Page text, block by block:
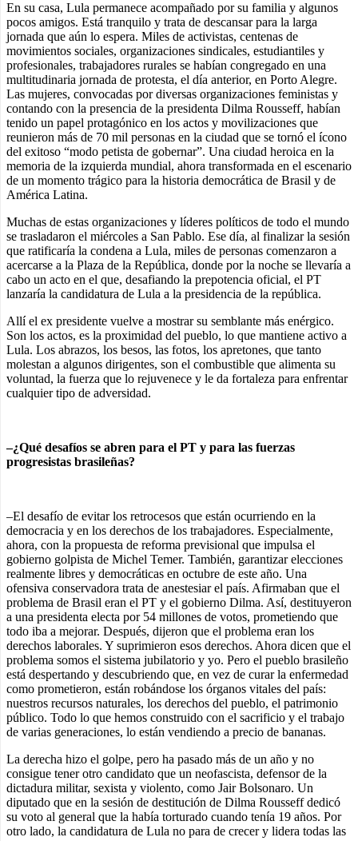
En su casa, Lula permanece acompañado por su familia y algunos
pocos amigos. Está tranquilo y trata de descansar para la larga
jornada que aún lo espera. Miles de activistas, centenas de
movimientos sociales, organizaciones sindicales, estudiantiles y
profesionales, trabajadores rurales se habían congregado en una
multitudinaria jornada de protesta, el día anterior, en Porto Alegre.
Las mujeres, convocadas por diversas organizaciones feministas y
contando con la presencia de la presidenta Dilma Rousseff, habían
tenido un papel protagónico en los actos y movilizaciones que
reunieron más de 70 mil personas en la ciudad que se tornó el ícono
del exitoso “modo petista de gobernar”. Una ciudad heroica en la
memoria de la izquierda mundial, ahora transformada en el escenario
de un momento trágico para la historia democrática de Brasil y de
América Latina.
Muchas de estas organizaciones y líderes políticos de todo el mundo
se trasladaron el miércoles a San Pablo. Ese día, al finalizar la sesión
que ratificaría la condena a Lula, miles de personas comenzaron a
acercarse a la Plaza de la República, donde por la noche se llevaría a
cabo un acto en el que, desafiando la prepotencia oficial, el PT
lanzaría la candidatura de Lula a la presidencia de la república.
Allí el ex presidente vuelve a mostrar su semblante más enérgico.
Son los actos, es la proximidad del pueblo, lo que mantiene activo a
Lula. Los abrazos, los besos, las fotos, los apretones, que tanto
molestan a algunos dirigentes, son el combustible que alimenta su
voluntad, la fuerza que lo rejuvenece y le da fortaleza para enfrentar
cualquier tipo de adversidad.
–¿Qué desafíos se abren para el PT y para las fuerzas
progresistas brasileñas?
–El desafío de evitar los retrocesos que están ocurriendo en la
democracia y en los derechos de los trabajadores. Especialmente,
ahora, con la propuesta de reforma previsional que impulsa el
gobierno golpista de Michel Temer. También, garantizar elecciones
realmente libres y democráticas en octubre de este año. Una
ofensiva conservadora trata de anestesiar el país. Afirmaban que el
problema de Brasil eran el PT y el gobierno Dilma. Así, destituyeron
a una presidenta electa por 54 millones de votos, prometiendo que
todo iba a mejorar. Después, dijeron que el problema eran los
derechos laborales. Y suprimieron esos derechos. Ahora dicen que el
problema somos el sistema jubilatorio y yo. Pero el pueblo brasileño
está despertando y descubriendo que, en vez de curar la enfermedad
como prometieron, están robándose los órganos vitales del país:
nuestros recursos naturales, los derechos del pueblo, el patrimonio
público. Todo lo que hemos construido con el sacrificio y el trabajo
de varias generaciones, lo están vendiendo a precio de bananas.
La derecha hizo el golpe, pero ha pasado más de un año y no
consigue tener otro candidato que un neofascista, defensor de la
dictadura militar, sexista y violento, como Jair Bolsonaro. Un
diputado que en la sesión de destitución de Dilma Rousseff dedicó
su voto al general que la había torturado cuando tenía 19 años. Por
otro lado, la candidatura de Lula no para de crecer y lidera todas las